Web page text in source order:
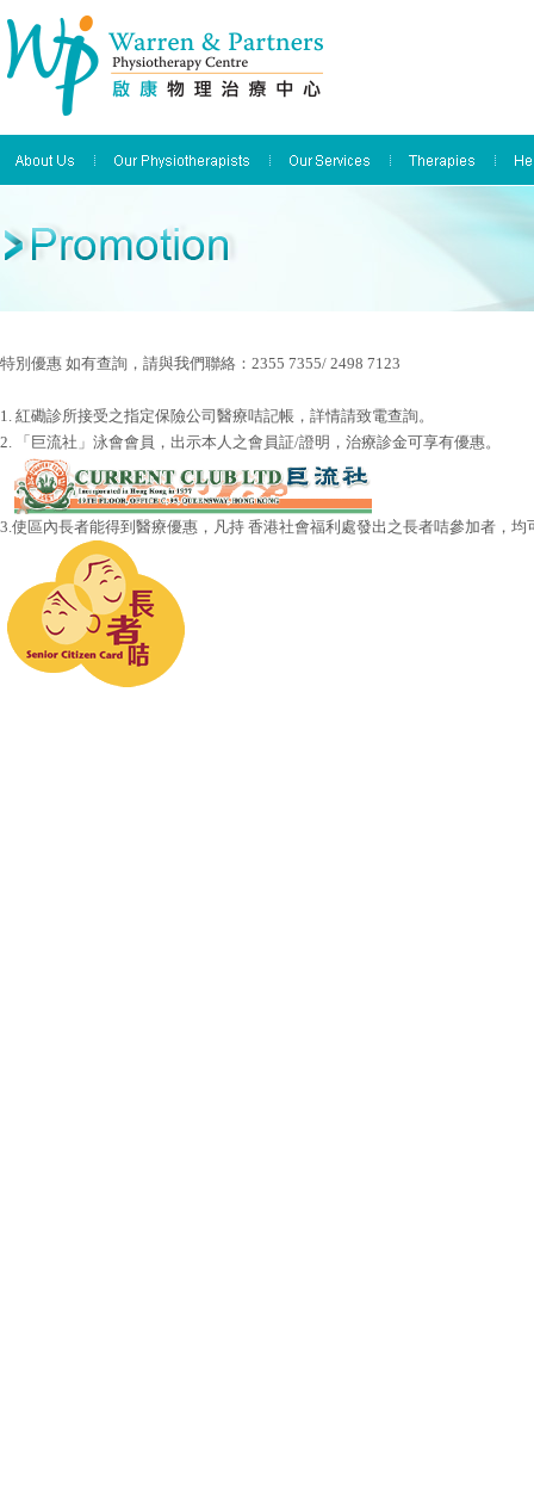
特別優惠 如有查詢，請與我們聯絡：2355 7355/ 2498 7123
1. 紅磡診所接受之指定保險公司醫療咭記帳，詳情請致電查詢。
2. 「巨流社」泳會會員，出示本人之會員証/證明，治療診金可享有優惠。
3.使區內長者能得到醫療優惠，凡持 香港社會福利處發出之長者咭參加者，